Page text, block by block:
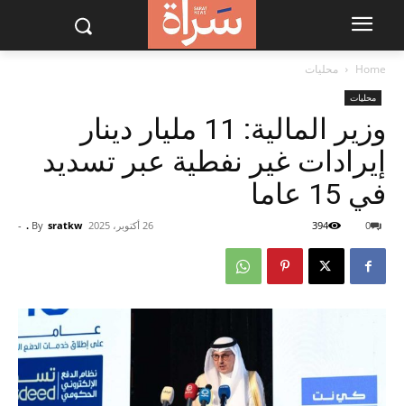
Home محليات
محليات
وزير المالية: 11 مليار دينار
إيرادات غير نفطية عبر تسديد
في 15 عاما
By sratkw .
- 26 أكتوبر، 2025 0
394